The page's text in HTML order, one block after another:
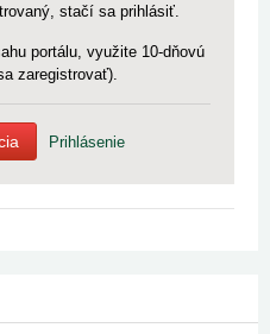
stačí sa prihlásiť.
portálu, využite 10-dňovú
zaregistrovať).
Prihlásenie